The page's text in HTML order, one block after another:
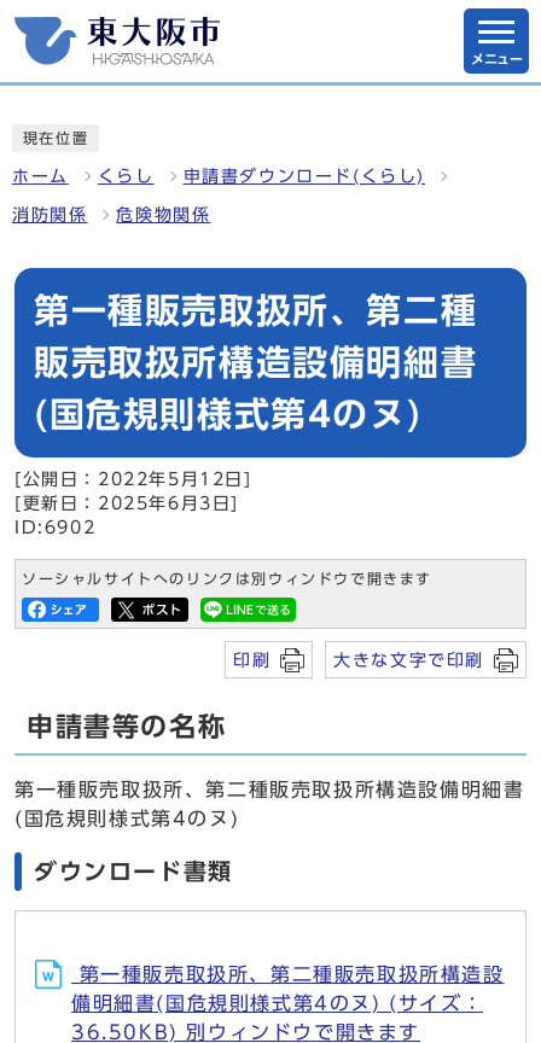
メニュー
現在位置
ホーム くらし 申請書ダウンロード(くらし)
消防関係 危険物関係
第一種販売取扱所、第二種
販売取扱所構造設備明細書
(国危規則様式第4のヌ)
[公開日：2022年5月12日]
[更新日：2025年6月3日]
ID:6902
ソーシャルサイトへのリンクは別ウィンドウで開きます
印刷 大きな文字で印刷
申請書等の名称
第一種販売取扱所、第二種販売取扱所構造設備明細書
(国危規則様式第4のヌ)
ダウンロード書類
第一種販売取扱所、第二種販売取扱所構造設
備明細書(国危規則様式第4のヌ) (サイズ：
36.50KB) 別ウィンドウで開きます